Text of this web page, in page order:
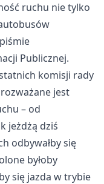
ruchu nie tylko
Publicznej.
komisji rady
jest
– od
jeżdżą dziś
odbywałby się
byłoby
się jazda w trybie